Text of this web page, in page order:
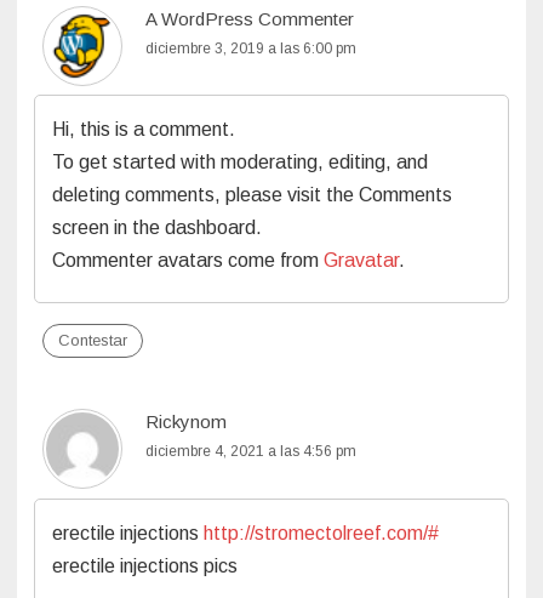
A WordPress Commenter
diciembre 3, 2019 a las 6:00 pm
Hi, this is a comment.
To get started with moderating, editing, and
deleting comments, please visit the Comments
screen in the dashboard.
Commenter avatars come from Gravatar.
Contestar
Rickynom
diciembre 4, 2021 a las 4:56 pm
erectile injections http://stromectolreef.com/#
erectile injections pics